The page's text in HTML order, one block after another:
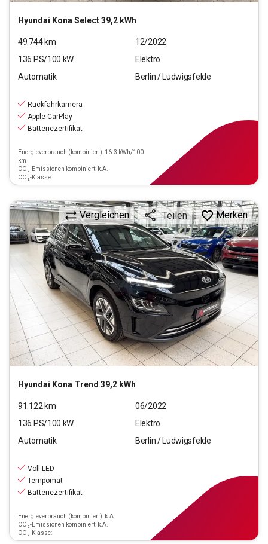
Hyundai Kona Select 39,2 kWh
49.744km
12/2022
136 PS/100 kW
Elektro
Automatik
Berlin / Ludwigsfelde
Rückfahrkamera
Apple CarPlay
Batteriezertifikat
Energieverbrauch (kombiniert): 16.3 kWh/100
km
CO₂-Emissionen kombiniert: k.A.
CO₂-Klasse:
Hyundai Kona Trend 39,2 kWh
Vergleichen Teilen Merken
91.122 km
06/2022
136 PS/100 kW
Elektro
Automatik
Berlin / Ludwigsfelde
Voll-LED
Tempomat
Batteriezertifikat
Energieverbrauch (kombiniert): k.A.
CO₂-Emissionen kombiniert: k.A.
CO₂-Klasse: